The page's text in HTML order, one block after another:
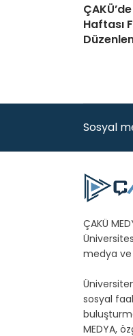
Haftası
Sosyal
ÇAKÜ
medya
sosyal
MEDYA,